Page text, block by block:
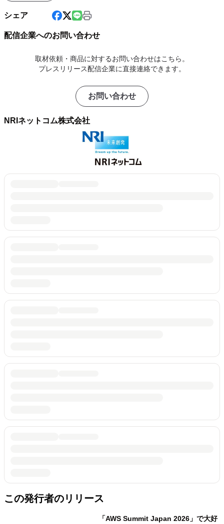
シェア
配信企業へのお問い合わせ
取材依頼・商品に対するお問い合わせはこちら。
プレスリリース配信企業に直接連絡できます。
お問い合わせ
NRIネットコム株式会社
この発行者のリリース
「AWS Summit Japan 2026」で大好